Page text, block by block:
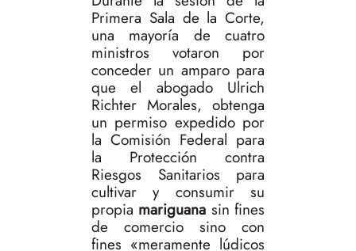
Primera Sala de la Corte,
una mayoría de cuatro
ministros votaron por
conceder un amparo para
que el abogado Ulrich
Richter Morales, obtenga
un permiso expedido por
la Comisión Federal para
la Protección contra
Riesgos Sanitarios para
cultivar y consumir su
propia mariguana sin fines
de comercio sino con
fines «meramente lúdicos